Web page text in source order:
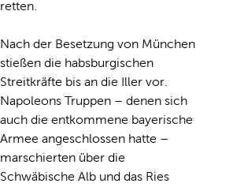
retten.
Nach der Besetzung von München
stießen die habsburgischen
Streitkräfte bis an die Iller vor.
Napoleons Truppen – denen sich
auch die entkommene bayerische
Armee angeschlossen hatte –
marschierten über die
Schwäbische Alb und das Ries